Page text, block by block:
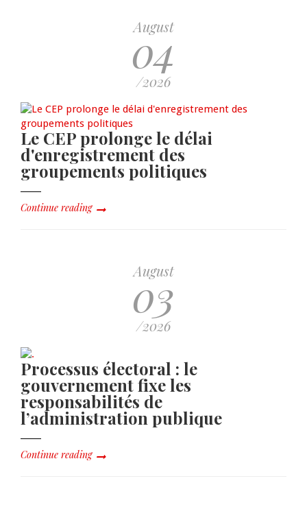
August
04
/2026
Le CEP prolonge le délai
d'enregistrement des
groupements politiques
Continue reading
August
03
/2026
Processus électoral : le
gouvernement fixe les
responsabilités de
l’administration publique
Continue reading